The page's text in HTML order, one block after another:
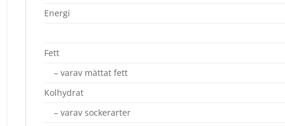
Energi
Fett
– varav mättat fett
Kolhydrat
– varav sockerarter